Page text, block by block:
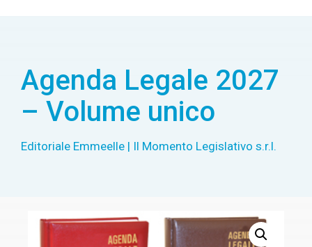
Agenda Legale 2027
– Volume unico
Editoriale Emmeelle | Il Momento Legislativo s.r.l.